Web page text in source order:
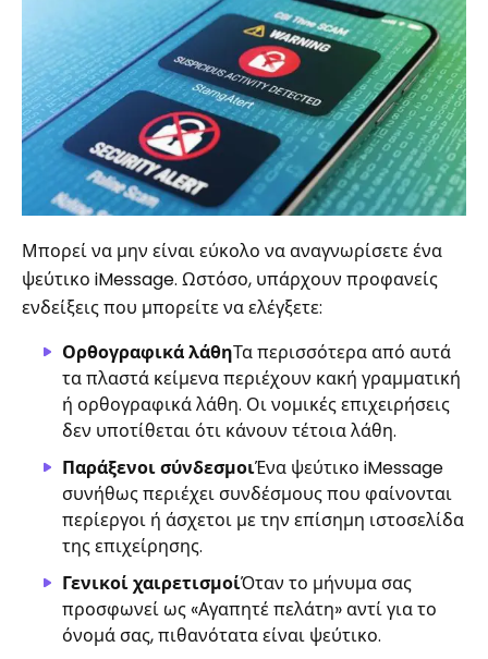
Μπορεί να μην είναι εύκολο να αναγνωρίσετε ένα
ψεύτικο iMessage. Ωστόσο, υπάρχουν προφανείς
ενδείξεις που μπορείτε να ελέγξετε:
Ορθογραφικά λάθηΤα περισσότερα από αυτά
τα πλαστά κείμενα περιέχουν κακή γραμματική
ή ορθογραφικά λάθη. Οι νομικές επιχειρήσεις
δεν υποτίθεται ότι κάνουν τέτοια λάθη.
Παράξενοι σύνδεσμοιΈνα ψεύτικο iMessage
συνήθως περιέχει συνδέσμους που φαίνονται
περίεργοι ή άσχετοι με την επίσημη ιστοσελίδα
της επιχείρησης.
Γενικοί χαιρετισμοίΌταν το μήνυμα σας
προσφωνεί ως «Αγαπητέ πελάτη» αντί για το
όνομά σας, πιθανότατα είναι ψεύτικο.